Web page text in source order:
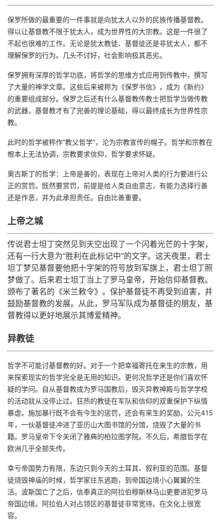
注
开
发
者
学
堂
的
课
程
我
的
认
证
我
的
实
验
我
的
收
藏
的
Programs
我
的
支
持
我
技
术
支
持
的
云
声
建
议
保罗所做的最重要的一件事就是向犹太人以外的民族传播基督教。
得以让基督教不限于犹太人，成为世界性的大宗教。这是一件很了
不起也很难的工作。无论是犹太教徒、基督徒还是非犹太人，都不
理解保罗的行为。几头不讨好，社会影响极其恶劣。
保罗拥有深厚的哲学功底，将哲学的思维方式应用到传教中，撰写
了大量的神学文章。这些后来被称为《保罗书信》，成为《新约》
的重要组成部分。保罗之后还有什么基督教传教士把哲学当做传教
的武器，基督教才有了完善的理论基础，得以最终成长为世界性宗
教。
此时的哲学被称作“教父哲学”，沦为宗教宣传的幌子。哲学和宗教在
根本上无法协调，宗教要求信仰，哲学要求怀疑。
奥古斯丁的哲学：上帝是善的，表现在上帝对人类的行为要进行公
正的赏罚。既然要赏罚，前提是给人类自由意志，有能力选择行善
还是作恶，并为此承担责任。自由比善重要。
上帝之城
传说君士坦丁突然见到天空出现了一个闪着光芒的十字架，
还有一行大意为“胜利在此标记中”的文字。这天夜里，君士
坦丁梦见基督要他把十字架的符号放到军旗上，君士坦丁照
梦做了。后来君士坦丁当上了罗马皇帝，开始信仰基督教。
颁布了著名的《米兰敕令》。保护基督徒不再受到迫害，并
鼓励基督教的发展。从此，罗马军队成为基督徒的朋友，基
督教得以更好地展示其博爱精神。
异教徒
哲学不可能讨基督教的好。对于一个把幸福寄托在来生的宗教，用
来探索现实的哲学完全是无用的知识。更何况哲学还是你们喜欢怀
疑的学问。自从基督教成为罗马国教后，毁灭异教神殿与哲学学校
的活动就从没停止过。狂热的教徒在军队和信仰的双重保护下纵情
暴虐。施加暴行既不会有今生的惩罚，还会有来生的奖励。公元415
年，一伙基督徒冲进了亚历山大图书馆的分馆，烧毁了大量的书
籍。罗马皇帝下令关闭了雅典的柏拉图学院。不久后，希腊哲学在
欧洲几乎全部失传。
幸亏帝国势力有限，东边只到今天的土耳其、叙利亚的范围。基督
徒烧毁神庙的时候，哲学家往东逃跑，到帝国边境小心翼翼的生
活。波斯国亡了之后，信奉真正的阿拉伯穆斯林马山更要进犯罗马
帝国边境。阿拉伯人对占领区的基督徒非常宽待。在文化上很宽
容。